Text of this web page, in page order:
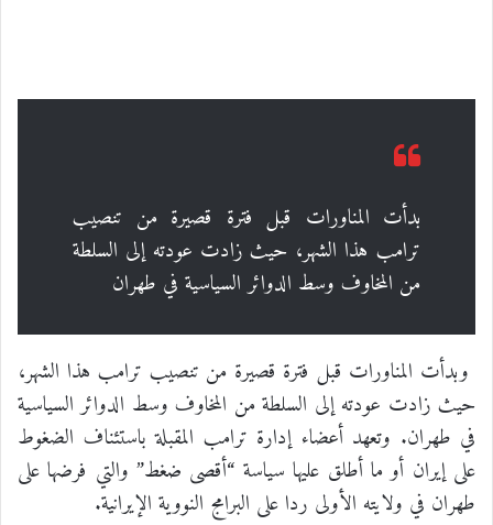
بدأت المناورات قبل فترة قصيرة من تنصيب
ترامب هذا الشهر، حيث زادت عودته إلى السلطة
من المخاوف وسط الدوائر السياسية في طهران
وبدأت المناورات قبل فترة قصيرة من تنصيب ترامب هذا الشهر،
حيث زادت عودته إلى السلطة من المخاوف وسط الدوائر السياسية
في طهران. وتعهد أعضاء إدارة ترامب المقبلة باستئناف الضغوط
على إيران أو ما أطلق عليها سياسة “أقصى ضغط” والتي فرضها على
طهران في ولايته الأولى ردا على البرامج النووية الإيرانية.